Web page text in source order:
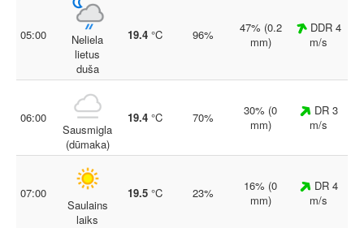
05:00
Neliela
lietus
duša
19.4 °C 96%
47% (0.2
mm)
DDR 4
m/s
06:00
Sausmigla
(dūmaka)
19.4 °C 70%
30% (0
mm)
DR 3
m/s
07:00
Saulains
laiks
19.5 °C 23%
16% (0
mm)
DR 4
m/s